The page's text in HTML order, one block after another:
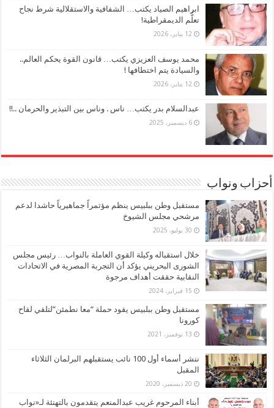
ابراهيم الصياد يكتب… الشفافية والاستقلالية شرط نجاح
تعلُّم الديمقراطية!
12 يناير، 2026
محمد يوسف العزيزي يكتب… قانون القوة يحكم العالم..
والسيادة يتم اختطافها !
12 يناير، 2026
عبدالسلام بدر يكتب… ناس . وناس بين التبذير والحرمان ..!!
6 ديسمبر، 2025
أحزاب ونواب
مستقبل وطن ببلبيس ينظم مؤتمراً جماهيرياً حاشدا لدعم
مرشحي مجلس الشيوخ
30 يوليو، 2025
خلال استقباله وكيلة القوي العاملة بالنواب… رئيس مجلس
الشورى البحريني يؤكد أن التجربة المصرية في الاتحادات
النقابية حققت أهداف مرجوة
15 فبراير، 2024
مستقبل وطن ببلبيس يقود حملة “معا نطمئن”لتلقي لقاح
كورونا
13 نوفمبر، 2021
ننشر أسماء أول 100 نائب يستقبلهم البرلمان الثلاثاء
المقبل
20 ديسمبر، 2020
أبناء المرحوم غريب عبدالمنعم يتقدمون بالتهنئة لـ«نواب